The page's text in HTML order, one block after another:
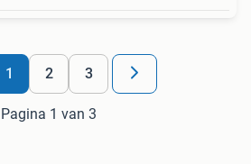
1 2 3
Pagina 1 van 3